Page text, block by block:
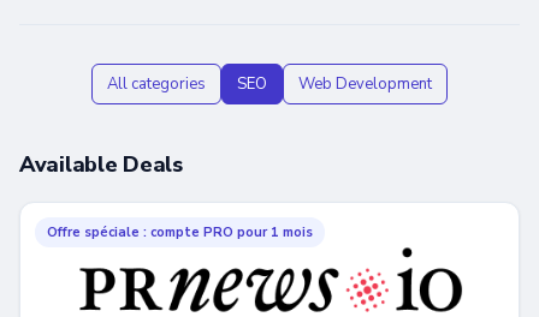
All categories SEO Web Development
Available Deals
Offre spéciale : compte PRO pour 1 mois